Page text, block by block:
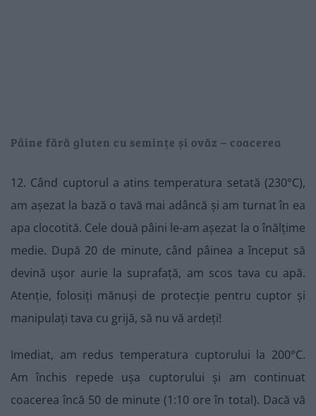
Pâine fără gluten cu semințe și ovăz – coacerea
12. Când cuptorul a atins temperatura setată (230°C),
am așezat la bază o tavă mai adâncă și am turnat în ea
apa clocotită. Cele două pâini le-am așezat la o înălțime
medie. După 20 de minute, când pâinea a început să
devină ușor aurie la suprafață, am scos tava cu apă.
Atenție, folosiți mănuși de protecție pentru cuptor și
manipulați tava cu grijă, să nu vă ardeți!
Imediat, am redus temperatura cuptorului la 200°C.
Am închis repede ușa cuptorului și am continuat
coacerea încă 50 de minute (1:10 ore în total). Dacă vă